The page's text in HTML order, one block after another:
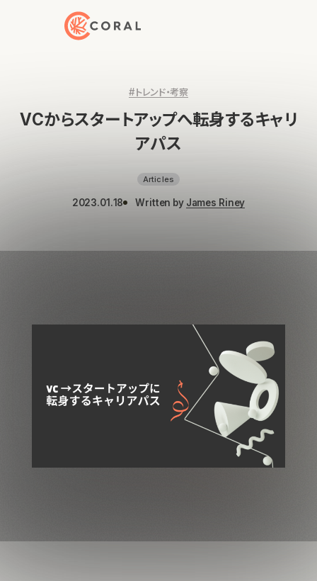
トップページへ戻る
#トレンド・考察
VCからスタートアップへ転身するキャリ
アパス
Articles
2023.01.18 Written by James Riney